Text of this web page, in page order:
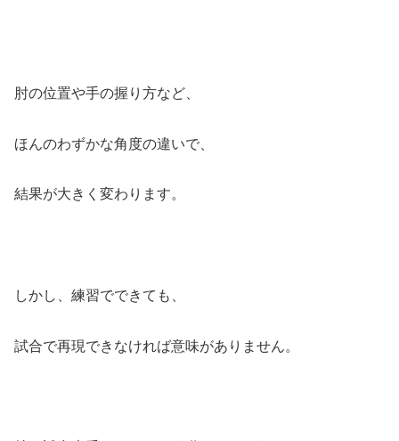
肘の位置や手の握り方など、
ほんのわずかな角度の違いで、
結果が大きく変わります。
しかし、練習でできても、
試合で再現できなければ意味がありません。